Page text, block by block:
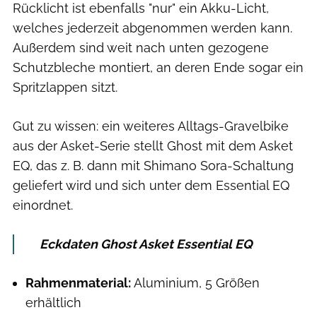
Rücklicht ist ebenfalls "nur" ein Akku-Licht,
welches jederzeit abgenommen werden kann.
Außerdem sind weit nach unten gezogene
Schutzbleche montiert, an deren Ende sogar ein
Spritzlappen sitzt.
Gut zu wissen: ein weiteres Alltags-Gravelbike
aus der Asket-Serie stellt Ghost mit dem Asket
EQ, das z. B. dann mit Shimano Sora-Schaltung
geliefert wird und sich unter dem Essential EQ
einordnet.
Eckdaten Ghost Asket Essential EQ
Rahmenmaterial:Aluminium, 5 Größen
erhältlich